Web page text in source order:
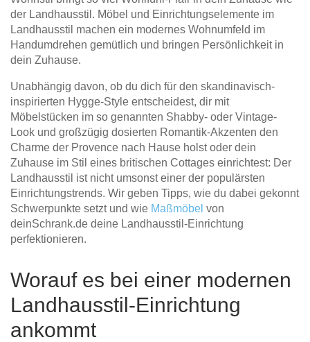
der Landhausstil. Möbel und Einrichtungselemente im
Landhausstil machen ein modernes Wohnumfeld im
Handumdrehen gemütlich und bringen Persönlichkeit in
dein Zuhause.
Unabhängig davon, ob du dich für den skandinavisch-
inspirierten Hygge-Style entscheidest, dir mit
Möbelstücken im so genannten Shabby- oder Vintage-
Look und großzügig dosierten Romantik-Akzenten den
Charme der Provence nach Hause holst oder dein
Zuhause im Stil eines britischen Cottages einrichtest: Der
Landhausstil ist nicht umsonst einer der populärsten
Einrichtungstrends. Wir geben Tipps, wie du dabei gekonnt
Schwerpunkte setzt und wie Maßmöbel von
deinSchrank.de deine Landhausstil-Einrichtung
perfektionieren.
Worauf es bei einer modernen
Landhausstil-Einrichtung
ankommt
Tische & Bänke
Vitrinen
Wandboards